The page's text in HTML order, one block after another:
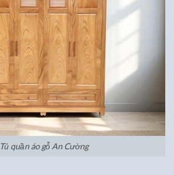
Tủ quần áo gỗ An Cường